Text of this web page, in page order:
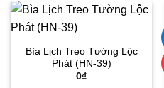
Bìa Lịch Treo Tường Lộc
Phát (HN-39)
0₫